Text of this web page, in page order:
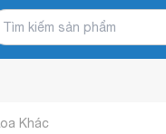
Loa Khác